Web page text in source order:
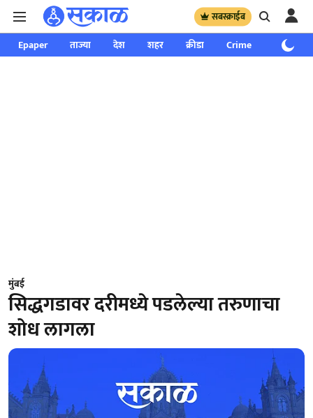
सबस्क्राईब
Epaper ताज्या देश शहर क्रीडा Crime साप्ताहिक
मुंबई
सिद्धगडावर दरीमध्ये पडलेल्या तरुणाचा
शोध लागला